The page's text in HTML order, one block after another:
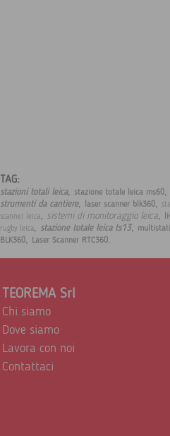
TAG:
stazioni totali leica, stazione totale leica ms60,
strumenti da cantiere, laser scanner blk360,
scanner leica, sistemi di monitoraggio leica,
rugby leica, stazione totale leica ts13,
BLK360, Laser Scanner RTC360.
TEOREMA Srl
Chi siamo
Dove siamo
Lavora con noi
Contattaci